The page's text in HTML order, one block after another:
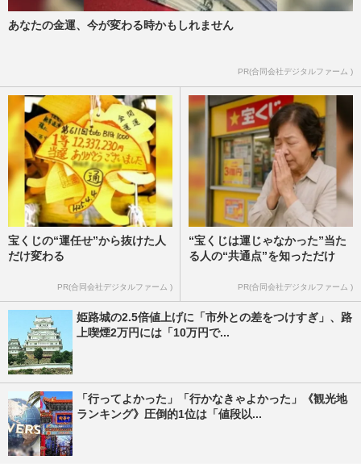
あなたの金運、今が変わる時かもしれません
PR(合同会社デジタルファーム )
宝くじの“運任せ”から抜けた人
だけ変わる
PR(合同会社デジタルファーム )
“宝くじは運じゃなかった”当た
る人の“共通点”を知っただけ
PR(合同会社デジタルファーム )
姫路城の2.5倍値上げに「市外との差をつけすぎ」、路
上喫煙2万円には「10万円で...
「行ってよかった」「行かなきゃよかった」《観光地
ランキング》圧倒的1位は「値段以...